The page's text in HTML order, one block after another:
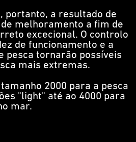
portanto, a resultado de
melhoramento a fim de
excecional. O controlo
de funcionamento e a
pesca tornarão possíveis
mais extremas.
2000 para a pesca
"light" até ao 4000 para
mar.